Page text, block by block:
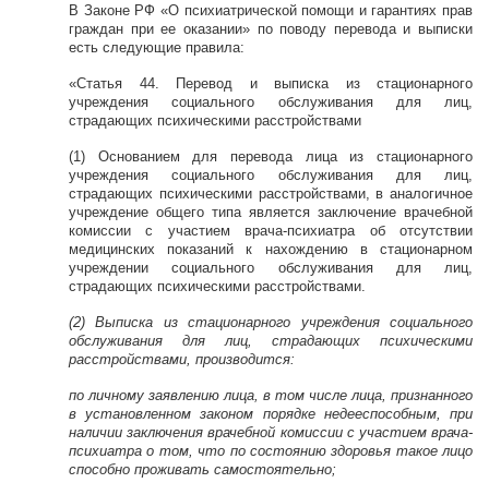
В Законе РФ «О психиатрической помощи и гарантиях прав
граждан при ее оказании» по поводу перевода и выписки
есть следующие правила:
«Статья 44. Перевод и выписка из стационарного
учреждения социального обслуживания для лиц,
страдающих психическими расстройствами
(1) Основанием для перевода лица из стационарного
учреждения социального обслуживания для лиц,
страдающих психическими расстройствами, в аналогичное
учреждение общего типа является заключение врачебной
комиссии с участием врача-психиатра об отсутствии
медицинских показаний к нахождению в стационарном
учреждении социального обслуживания для лиц,
страдающих психическими расстройствами.
(2) Выписка из стационарного учреждения социального
обслуживания для лиц, страдающих психическими
расстройствами, производится:
по личному заявлению лица, в том числе лица, признанного
в установленном законом порядке недееспособным, при
наличии заключения врачебной комиссии с участием врача-
психиатра о том, что по состоянию здоровья такое лицо
способно проживать самостоятельно;